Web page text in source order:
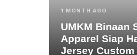
1 MONTH AGO
UMKM Binaan
Apparel Siap
Jersey